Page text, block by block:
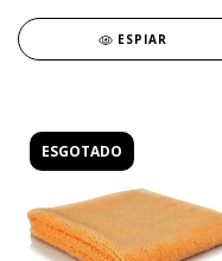
ESPIAR
ESGOTADO